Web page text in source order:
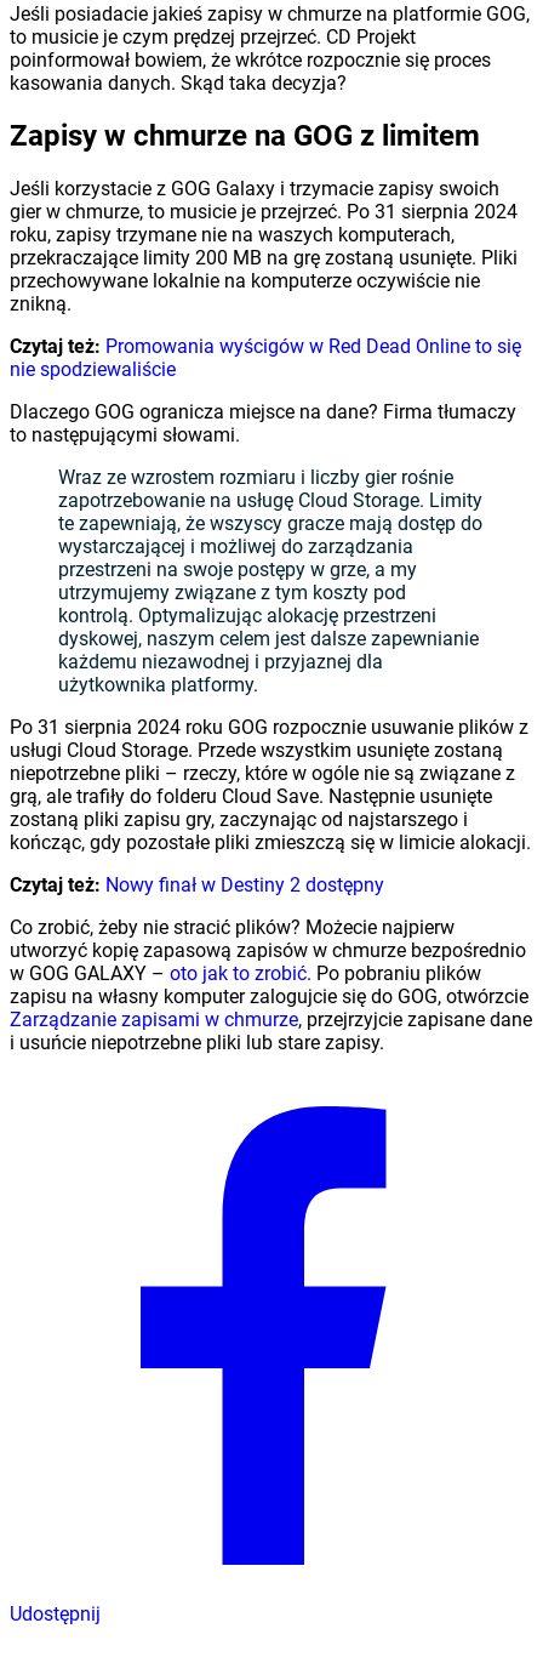
Jeśli posiadacie jakieś zapisy w chmurze na platformie GOG,
to musicie je czym prędzej przejrzeć. CD Projekt
poinformował bowiem, że wkrótce rozpocznie się proces
kasowania danych. Skąd taka decyzja?
Zapisy w chmurze na GOG z limitem
Jeśli korzystacie z GOG Galaxy i trzymacie zapisy swoich
gier w chmurze, to musicie je przejrzeć. Po 31 sierpnia 2024
roku, zapisy trzymane nie na waszych komputerach,
przekraczające limity 200 MB na grę zostaną usunięte. Pliki
przechowywane lokalnie na komputerze oczywiście nie
znikną.
Czytaj też: Promowania wyścigów w Red Dead Online to się
nie spodziewaliście
Dlaczego GOG ogranicza miejsce na dane? Firma tłumaczy
to następującymi słowami.
Wraz ze wzrostem rozmiaru i liczby gier rośnie
zapotrzebowanie na usługę Cloud Storage. Limity
te zapewniają, że wszyscy gracze mają dostęp do
wystarczającej i możliwej do zarządzania
przestrzeni na swoje postępy w grze, a my
utrzymujemy związane z tym koszty pod
kontrolą. Optymalizując alokację przestrzeni
dyskowej, naszym celem jest dalsze zapewnianie
każdemu niezawodnej i przyjaznej dla
użytkownika platformy.
Po 31 sierpnia 2024 roku GOG rozpocznie usuwanie plików z
usługi Cloud Storage. Przede wszystkim usunięte zostaną
niepotrzebne pliki – rzeczy, które w ogóle nie są związane z
grą, ale trafiły do ​​folderu Cloud Save. Następnie usunięte
zostaną pliki zapisu gry, zaczynając od najstarszego i
kończąc, gdy pozostałe pliki zmieszczą się w limicie alokacji.
Czytaj też: Nowy finał w Destiny 2 dostępny
Co zrobić, żeby nie stracić plików? Możecie najpierw
utworzyć kopię zapasową zapisów w chmurze bezpośrednio
w GOG GALAXY – oto jak to zrobić. Po pobraniu plików
zapisu na własny komputer zalogujcie się do GOG, otwórzcie
Zarządzanie zapisami w chmurze, przejrzyjcie zapisane dane
i usuńcie niepotrzebne pliki lub stare zapisy.
Udostępnij